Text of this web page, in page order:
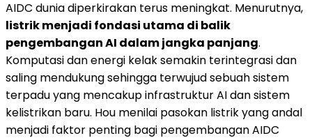
AIDC dunia diperkirakan terus meningkat. Menurutnya,
listrik menjadi fondasi utama di balik
pengembangan AI dalam jangka panjang.
Komputasi dan energi kelak semakin terintegrasi dan
saling mendukung sehingga terwujud sebuah sistem
terpadu yang mencakup infrastruktur AI dan sistem
kelistrikan baru. Hou menilai pasokan listrik yang andal
menjadi faktor penting bagi pengembangan AIDC